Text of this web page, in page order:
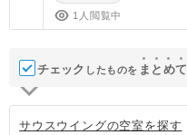
1人閲覧中
チェック したものを ま と めて
サウスウイングの空室を探す